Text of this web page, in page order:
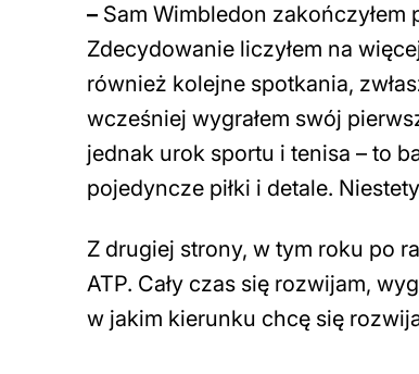
– Sam Wimbledon
Zdecydowanie liczyłem na
również kolejne spotkania,
wcześniej wygrałem swój
jednak urok sportu i tenisa – to
pojedyncze piłki i detale.
Z drugiej strony, w tym roku po
ATP. Cały czas się rozwijam,
w jakim kierunku chcę się